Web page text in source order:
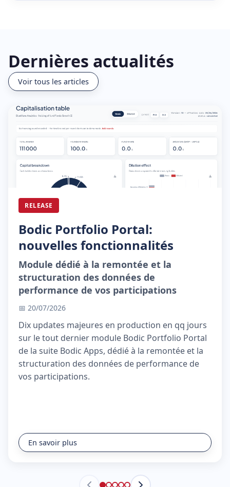
Dernières actualités
Voir tous les articles
RELEASE
Bodic Portfolio Portal:
nouvelles fonctionnalités
Module dédié à la remontée et la
structuration des données de
performance de vos participations
📅 20/07/2026
Dix updates majeures en production en qq jours
sur le tout dernier module Bodic Portfolio Portal
de la suite Bodic Apps, dédié à la remontée et la
structuration des données de performance de
vos participations.
En savoir plus